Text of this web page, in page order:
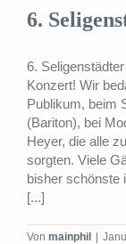
6.
6.
Konzert! Wir
Publikum, beim
(Bariton), bei
Heyer, die alle
sorgten. Viele
bisher schönste
[...]
Von mainphil